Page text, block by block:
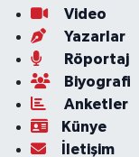
Video
Yazarlar
Röportaj
Biyografi
Anketler
Künye
İletişim